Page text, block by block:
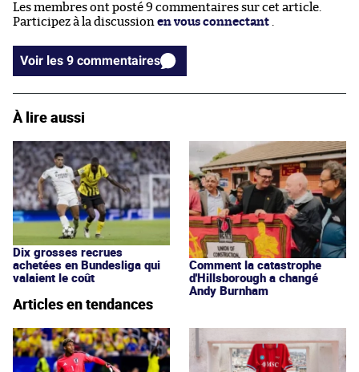
Les membres ont posté 9 commentaires sur cet article.
Participez à la discussion en vous connectant
Voir les 9 commentaires
À lire aussi
Dix grosses recrues
achetées en Bundesliga qui
valaient le coût
Comment la catastrophe
d'Hillsborough a changé
Andy Burnham
Articles en tendances